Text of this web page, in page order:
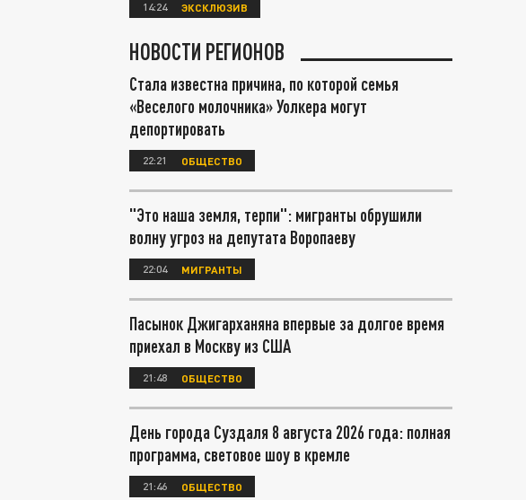
14:24 ЭКСКЛЮЗИВ
НОВОСТИ РЕГИОНОВ
Стала известна причина, по которой семья
«Веселого молочника» Уолкера могут
депортировать
22:21 ОБЩЕСТВО
"Это наша земля, терпи": мигранты обрушили
волну угроз на депутата Воропаеву
22:04 МИГРАНТЫ
Пасынок Джигарханяна впервые за долгое время
приехал в Москву из США
21:48 ОБЩЕСТВО
День города Суздаля 8 августа 2026 года: полная
программа, световое шоу в кремле
21:46 ОБЩЕСТВО